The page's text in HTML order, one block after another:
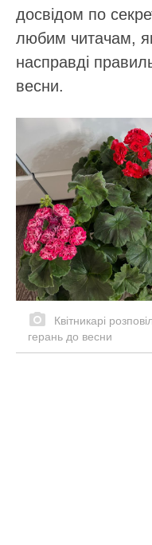
досвідом по
любим читачам,
насправді
весни.
Квітникарі
герань до весни